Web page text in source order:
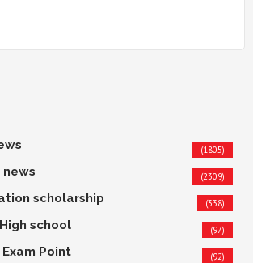
(1805)
news (2309)
scholarship (338)
school (97)
Point (92)